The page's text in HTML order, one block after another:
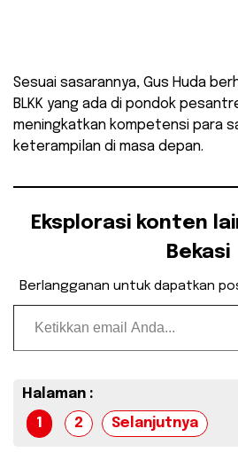
Sesuai sasarannya, Gus Huda
BLKK yang ada di pondok
meningkatkan kompetensi para
keterampilan di masa depan.
Eksplorasi konten
Bekasi
Berlangganan untuk dapatkan
Ketikkan email Anda...
Halaman :
1
2 Selanjutnya